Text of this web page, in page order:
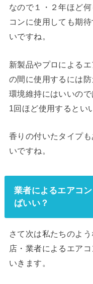
なので１・２年ほど
コンに使用しても期
いですね。
新製品やプロによる
の間に使用するには
環境維持にはいいの
1回ほど使用するとい
香りの付いたタイプ
いですね。
業者によるエアコ
ばいい？
さて次は私たちのよ
店・業者によるエア
いきます。